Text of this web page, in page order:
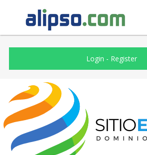
Login - Register